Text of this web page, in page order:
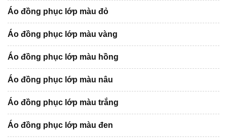
Áo đồng phục lớp màu đỏ
Áo đồng phục lớp màu vàng
Áo đồng phục lớp màu hồng
Áo đồng phục lớp màu nâu
Áo đồng phục lớp màu trắng
Áo đồng phục lớp màu đen